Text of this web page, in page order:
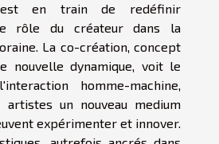
est en train de redéfinir
rôle du créateur dans la
La co-création, concept
nouvelle dynamique, voit le
homme-machine,
un nouveau medium
expérimenter et innover.